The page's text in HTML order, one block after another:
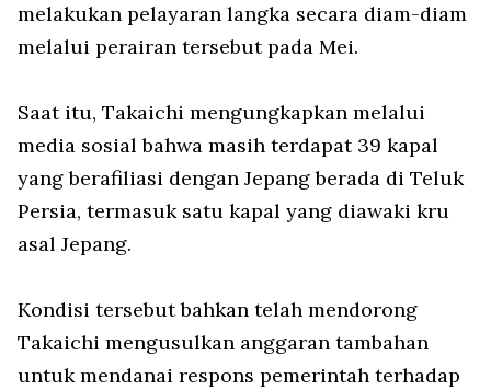
melakukan pelayaran langka secara diam-diam
melalui perairan tersebut pada Mei.
Saat itu, Takaichi mengungkapkan melalui
media sosial bahwa masih terdapat 39 kapal
yang berafiliasi dengan Jepang berada di Teluk
Persia, termasuk satu kapal yang diawaki kru
asal Jepang.
Kondisi tersebut bahkan telah mendorong
Takaichi mengusulkan anggaran tambahan
untuk mendanai respons pemerintah terhadap